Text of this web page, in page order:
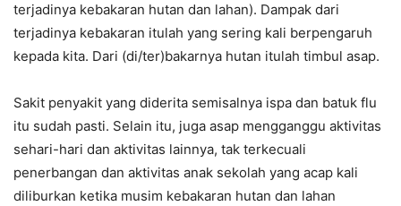
terjadinya kebakaran hutan dan lahan). Dampak dari
terjadinya kebakaran itulah yang sering kali berpengaruh
kepada kita. Dari (di/ter)bakarnya hutan itulah timbul asap.
Sakit penyakit yang diderita semisalnya ispa dan batuk flu
itu sudah pasti. Selain itu, juga asap mengganggu aktivitas
sehari-hari dan aktivitas lainnya, tak terkecuali
penerbangan dan aktivitas anak sekolah yang acap kali
diliburkan ketika musim kebakaran hutan dan lahan